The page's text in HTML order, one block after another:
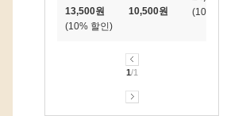
10%
13,500원
10,500원 10
1/1